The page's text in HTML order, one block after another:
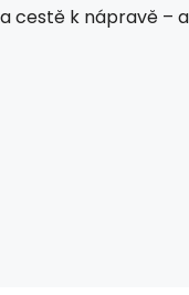
cestě k nápravě –